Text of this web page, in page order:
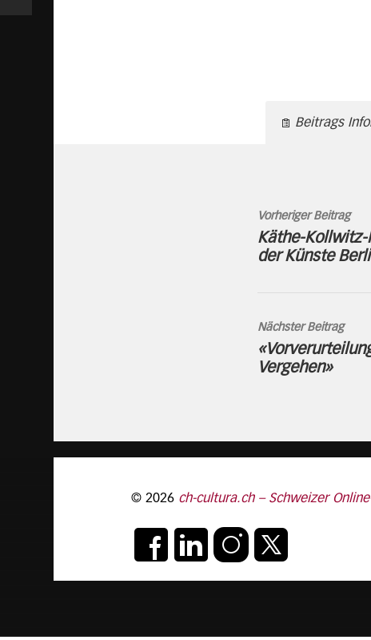
Beitrags
Vorheriger Beitrag
Käthe-Kollwitz-
der Künste
Nächster Beitrag
Vergehen»
© 2026 ch-cultura.ch – Schweizer